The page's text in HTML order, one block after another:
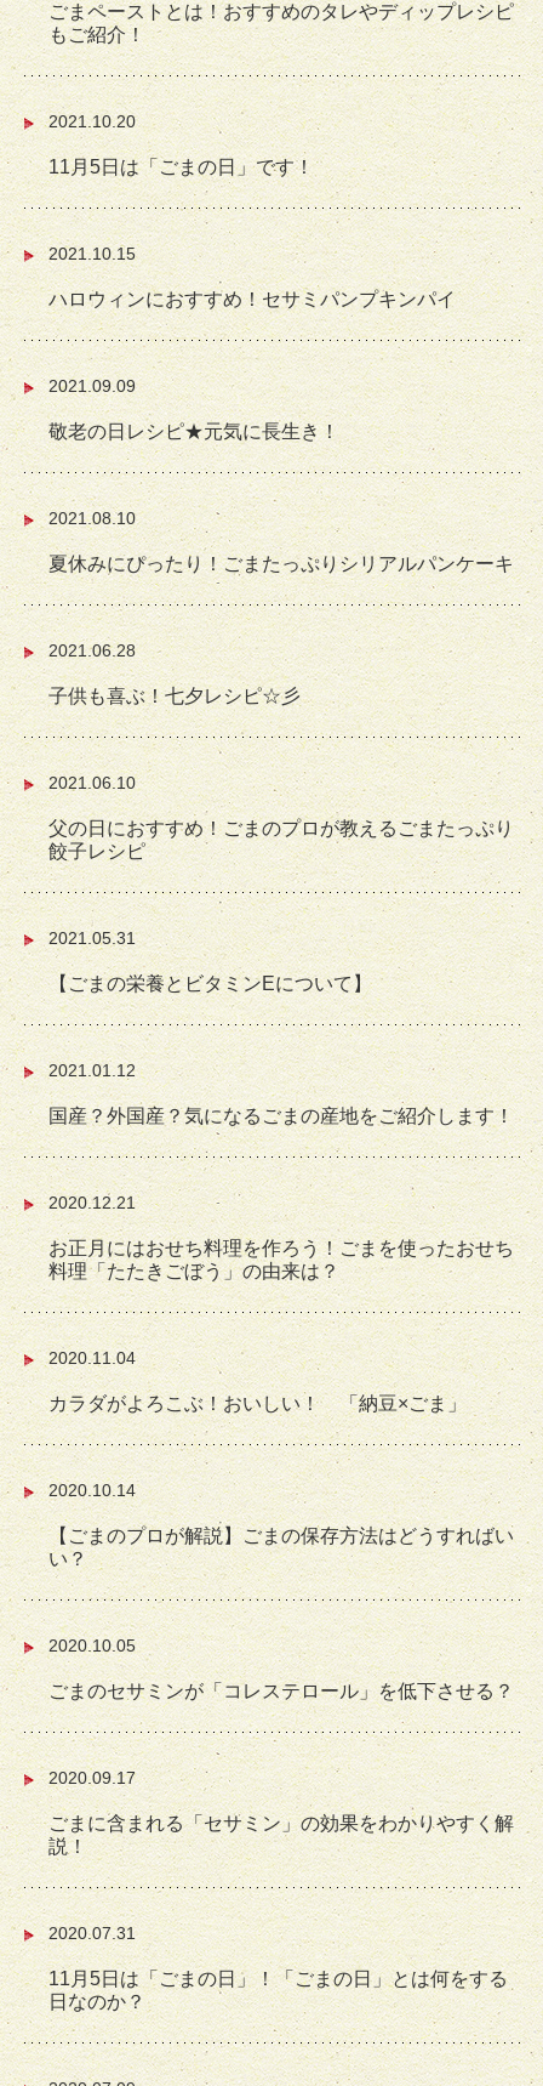
ごまペーストとは！おすすめのタレやディップレシピ
もご紹介！
2021.10.20
11月5日は「ごまの日」です！
2021.10.15
ハロウィンにおすすめ！セサミパンプキンパイ
2021.09.09
敬老の日レシピ★元気に長生き！
2021.08.10
夏休みにぴったり！ごまたっぷりシリアルパンケーキ
2021.06.28
子供も喜ぶ！七夕レシピ☆彡
2021.06.10
父の日におすすめ！ごまのプロが教えるごまたっぷり
餃子レシピ
2021.05.31
【ごまの栄養とビタミンEについて】
2021.01.12
国産？外国産？気になるごまの産地をご紹介します！
2020.12.21
お正月にはおせち料理を作ろう！ごまを使ったおせち
料理「たたきごぼう」の由来は？
2020.11.04
カラダがよろこぶ！おいしい！ 「納豆×ごま」
2020.10.14
【ごまのプロが解説】ごまの保存方法はどうすればい
い？
2020.10.05
ごまのセサミンが「コレステロール」を低下させる？
2020.09.17
ごまに含まれる「セサミン」の効果をわかりやすく解
説！
2020.07.31
11月5日は「ごまの日」！「ごまの日」とは何をする
日なのか？